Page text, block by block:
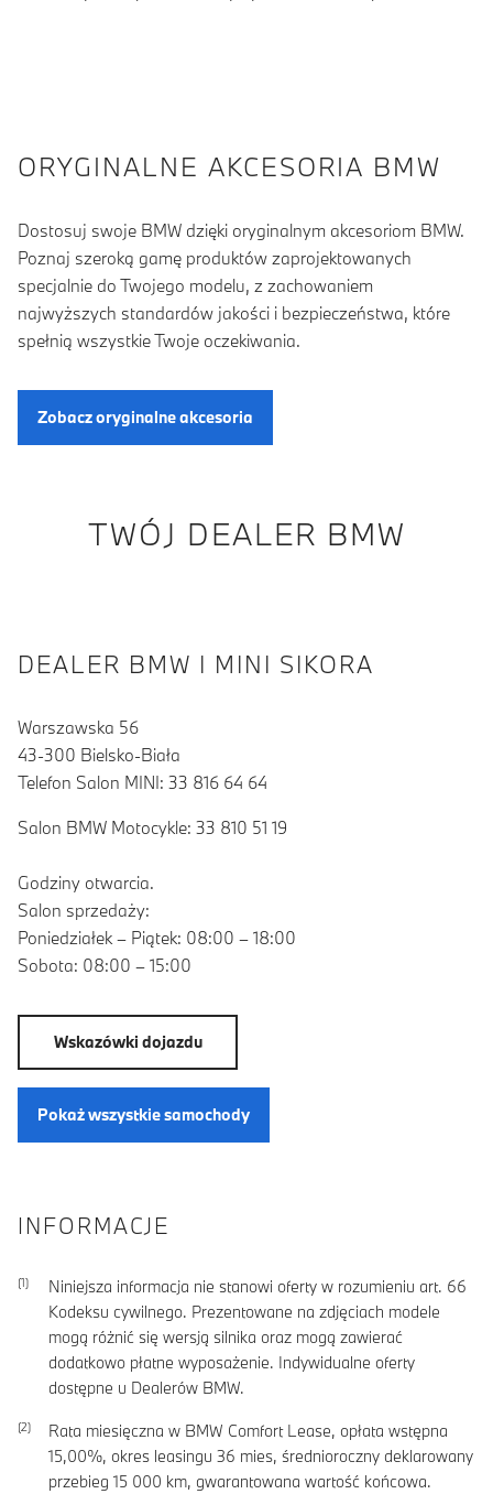
ORYGINALNE AKCESORIA BMW
Dostosuj swoje BMW dzięki oryginalnym akcesoriom BMW.
Poznaj szeroką gamę produktów zaprojektowanych
specjalnie do Twojego modelu, z zachowaniem
najwyższych standardów jakości i bezpieczeństwa, które
spełnią wszystkie Twoje oczekiwania.
Zobacz oryginalne akcesoria
TWÓJ DEALER BMW
DEALER BMW I MINI SIKORA
Warszawska 56
43-300 Bielsko-Biała
Telefon Salon MINI: 33 816 64 64
Salon BMW Motocykle: 33 810 51 19
Godziny otwarcia.
Salon sprzedaży:
Poniedziałek – Piątek: 08:00 – 18:00
Sobota: 08:00 – 15:00
Wskazówki dojazdu
Pokaż wszystkie samochody
INFORMACJE
Niniejsza informacja nie stanowi oferty w rozumieniu art. 66
Kodeksu cywilnego. Prezentowane na zdjęciach modele
mogą różnić się wersją silnika oraz mogą zawierać
dodatkowo płatne wyposażenie. Indywidualne oferty
dostępne u Dealerów BMW.
Rata miesięczna w BMW Comfort Lease, opłata wstępna
15,00%, okres leasingu 36 mies, średnioroczny deklarowany
przebieg 15 000 km, gwarantowana wartość końcowa.